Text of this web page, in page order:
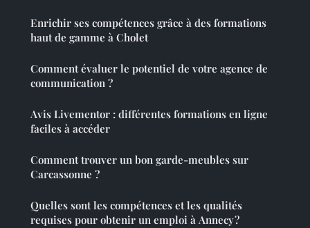
Enrichir ses compétences grâce à des formations
haut de gamme à Cholet
Comment évaluer le potentiel de votre agence de
communication ?
Avis Livementor : différentes formations en ligne
faciles à accéder
Comment trouver un bon garde-meubles sur
Carcassonne ?
Quelles sont les compétences et les qualités
requises pour obtenir un emploi à Annecy ?